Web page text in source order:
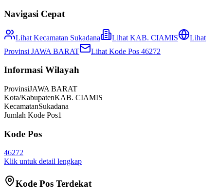
Navigasi Cepat
Lihat Kecamatan Sukadana Lihat KAB. CIAMIS
Lihat
Provinsi JAWA BARAT Lihat Kode Pos 46272
Informasi Wilayah
ProvinsiJAWA BARAT
Kota/KabupatenKAB. CIAMIS
KecamatanSukadana
Jumlah Kode Pos1
Kode Pos
46272
Klik untuk detail lengkap
Kode Pos Terdekat